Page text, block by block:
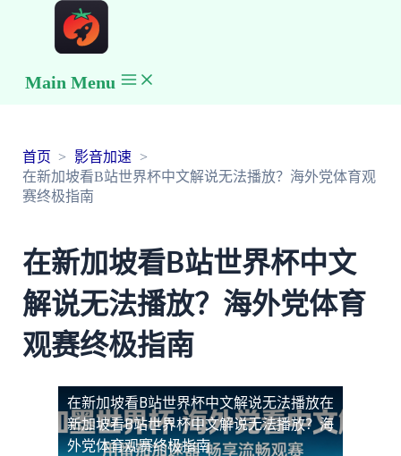
Main Menu
首页
影音加速
在新加坡看B站世界杯中文解说无法播放？海外党体育观
赛终极指南
在新加坡看B站世界杯中文
解说无法播放？海外党体育
观赛终极指南
在新加坡看B站世界杯中文解说无法播放在
新加坡看B站世界杯中文解说无法播放？海
外党体育观赛终极指南